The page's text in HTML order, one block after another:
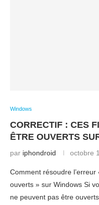
Windows
CORRECTIF : CES
ÊTRE OUVERTS
par iphondroid octobre
Comment résoudre
ouverts » sur Windows Si
ne peuvent pas être